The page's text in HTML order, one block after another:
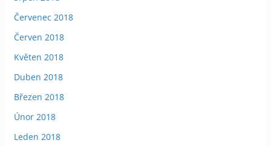
Červenec 2018
Červen 2018
Květen 2018
Duben 2018
Březen 2018
Únor 2018
Leden 2018